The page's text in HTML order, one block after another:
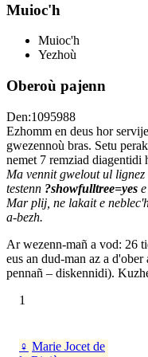
Muioc'h
Muioc'h
Yezhoù
Oberoù pajenn
Den:1095988
Ezhomm en deus hor
gwezennoù bras. Setu
nemet 7 remziad diagentidi
Ma vennit gwelout ul
testenn ?showfulltree=yes
Mar plij, ne lakait e
a-bezh.
Ar wezenn-mañ a vod: 26
eus an dud-man az a
pennañ – diskennidi).
1
♀ Marie Jocet de